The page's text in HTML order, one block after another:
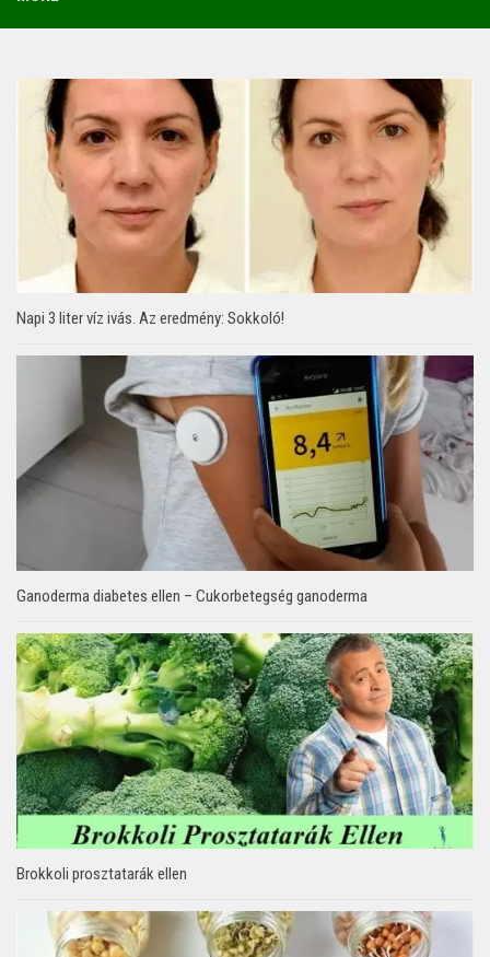
Napi 3 liter víz ivás. Az eredmény: Sokkoló!
Ganoderma diabetes ellen – Cukorbetegség ganoderma
Brokkoli prosztatarák ellen